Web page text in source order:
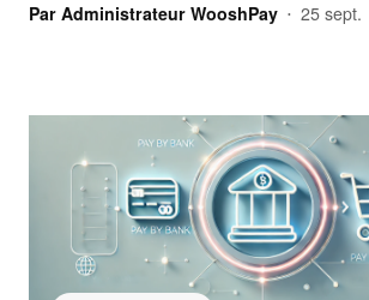
Par Administrateur WooshPay • 25 sept.